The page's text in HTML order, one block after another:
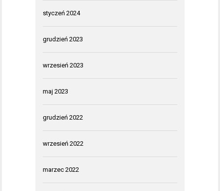
styczeń 2024
grudzień 2023
wrzesień 2023
maj 2023
grudzień 2022
wrzesień 2022
marzec 2022